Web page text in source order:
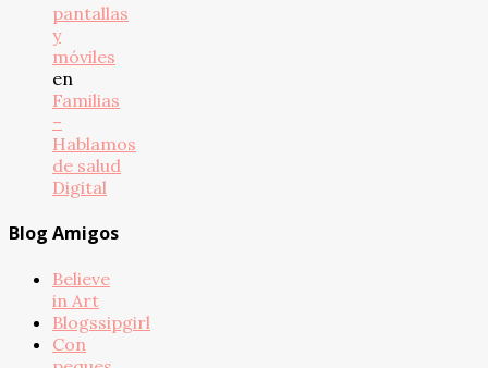
pantallas
y
móviles
en
Familias
–
Hablamos
de salud
Digital
Blog Amigos
Believe
in Art
Blogssipgirl
Con